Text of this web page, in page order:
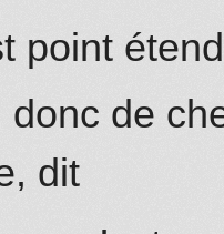
point
donc de
dit